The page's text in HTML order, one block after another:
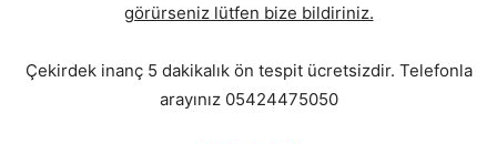
görürseniz lütfen bize bildiriniz.
Çekirdek inanç 5 dakikalık ön tespit ücretsizdir. Telefonla
arayınız 05424475050